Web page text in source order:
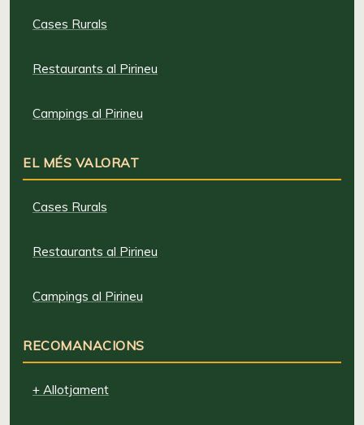
Cases Rurals
Restaurants al Pirineu
Campings al Pirineu
EL MÉS VALORAT
Cases Rurals
Restaurants al Pirineu
Campings al Pirineu
RECOMANACIONS
+ Allotjament